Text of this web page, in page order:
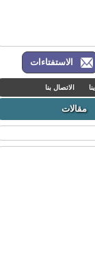
الاستفتاءات
الاتصال بنا
مقالات